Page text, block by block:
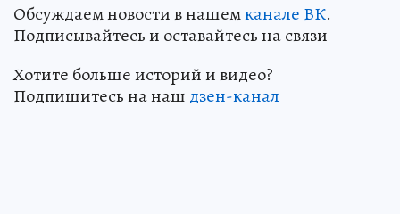
Обсуждаем новости в нашемканале ВК.
Подписывайтесь и оставайтесь на связи
Хотите больше историй и видео?
Подпишитесь на наш дзен-канал